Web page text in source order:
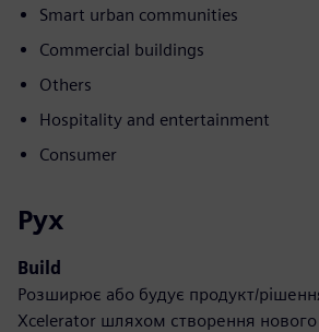
Smart urban communities
Commercial buildings
Others
Hospitality and entertainment
Consumer
Рух
Build
Розширює або будує продукт/
Xcelerator шляхом створення